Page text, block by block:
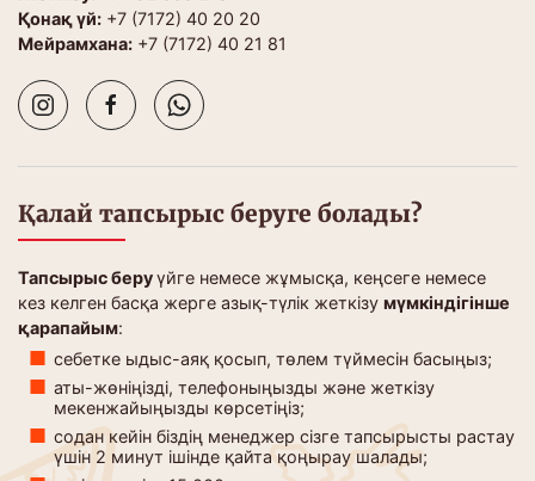
Қонақ үй: +7 (7172) 40 20 20
Мейрамхана: +7 (7172) 40 21 81
Қалай тапсырыс беруге болады?
Тапсырыс беруүйге немесе жұмысқа, кеңсеге немесе
кез келген басқа жерге азық-түлік жеткізу мүмкіндігінше
қарапайым:
себетке ыдыс-аяқ қосып, төлем түймесін басыңыз;
аты-жөніңізді, телефоныңызды және жеткізу
мекенжайыңызды көрсетіңіз;
содан кейін біздің менеджер сізге тапсырысты растау
үшін 2 минут ішінде қайта қоңырау шалады;